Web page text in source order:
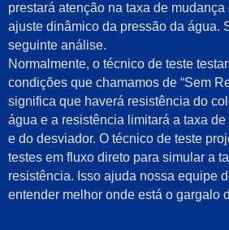
prestará atenção na taxa de
ajuste dinâmico da pressão da água.
seguinte análise.
Normalmente, o técnico de teste
condições que chamamos de “Sem
significa que haverá resistência do
água e a resistência limitará a taxa
e do desviador. O técnico de teste
testes em fluxo direto para simular a
resistência. Isso ajuda nossa equipe
entender melhor onde está o gargalo